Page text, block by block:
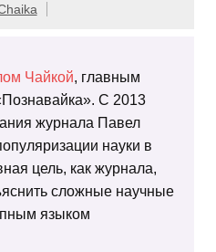
Чайкой, главным
С 2013
журнала Павел
науки в
цель, как журнала,
сложные научные
языком